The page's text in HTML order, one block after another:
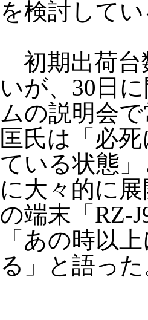
を検討して
初期出荷台
いが、30日
ムの説明会
匡氏は「必
ている状態
に大々的に
の端末「RZ-
「あの時以
る」と語っ